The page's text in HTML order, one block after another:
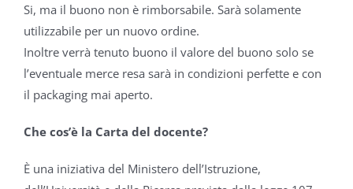
Si, ma il buono non è rimborsabile. Sarà solamente
utilizzabile per un nuovo ordine.
Inoltre verrà tenuto buono il valore del buono solo se
l’eventuale merce resa sarà in condizioni perfette e con
il packaging mai aperto.
Che cos’è la Carta del docente?
È una iniziativa del Ministero dell’Istruzione,